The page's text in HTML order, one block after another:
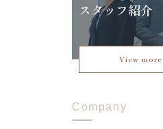
スタッフ紹介
View more
Company